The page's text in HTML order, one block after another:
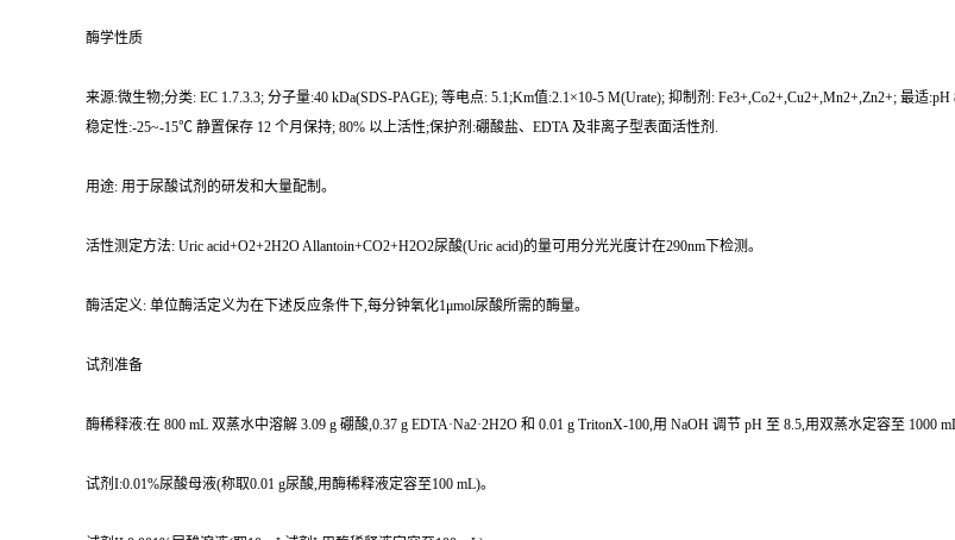
酶学性质
来源:微生物;分类: EC 1.7.3.3; 分子量:40 kDa(SDS-PAGE); 等电点: 5.1;Km值:2.1×10-5 M(Urate); 抑制剂: Fe3+,Co2+,Cu2+,Mn2+,Zn2+; 最
稳定性:-25~-15℃ 静置保存 12 个月保持; 80% 以上活性;保护剂:硼酸盐、EDTA 及非离子型表面活性剂.
用途: 用于尿酸试剂的研发和大量配制。
活性测定方法: Uric acid+O2+2H2O Allantoin+CO2+H2O2尿酸(Uric acid)的量可用分光光度计在290nm下检测。
酶活定义: 单位酶活定义为在下述反应条件下,每分钟氧化1μmol尿酸所需的酶量。
试剂准备
酶稀释液:在 800 mL 双蒸水中溶解 3.09 g 硼酸,0.37 g EDTA·Na2·2H2O 和 0.01 g TritonX-100,用 NaOH 调节 pH 至 8.5,用双蒸水定容至 1000 mL
试剂I:0.01%尿酸母液(称取0.01 g尿酸,用酶稀释液定容至100 mL)。